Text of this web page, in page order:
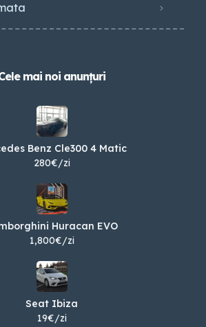
mai noi anunțuri
Benz Cle300 4 Matic
280€/zi
Huracan EVO
1,800€/zi
Seat Ibiza
19€/zi